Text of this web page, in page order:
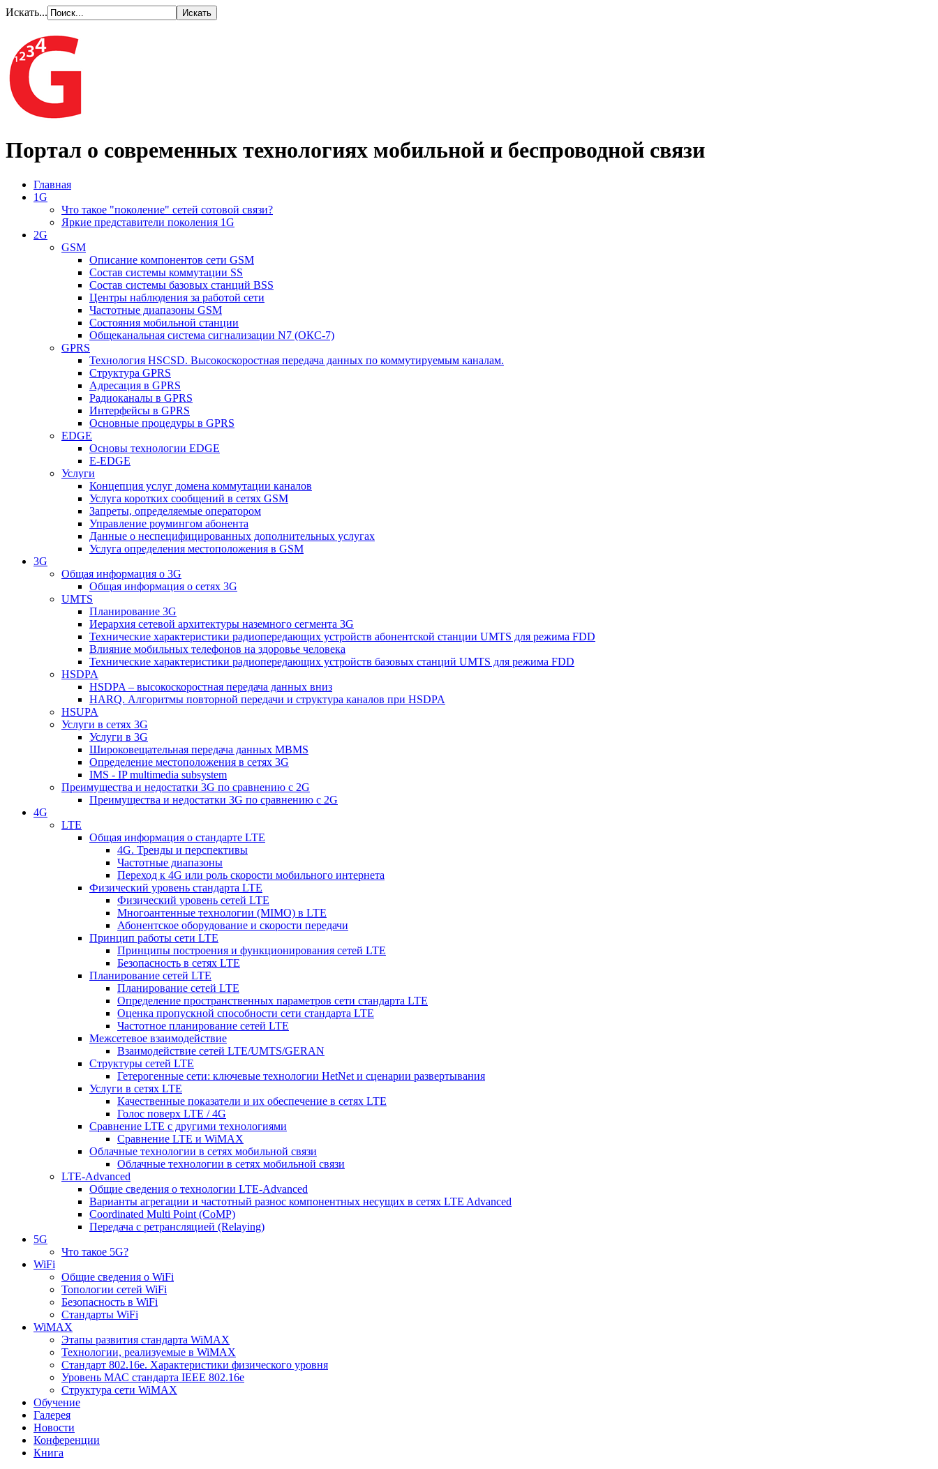
Искать...
Портал о современных технологиях мобильной и беспроводной связи
Главная
1G
Что такое "поколение" сетей сотовой связи?
Яркие представители поколения 1G
2G
GSM
Описание компонентов сети GSM
Состав системы коммутации SS
Состав системы базовых станций BSS
Центры наблюдения за работой сети
Частотные диапазоны GSM
Состояния мобильной станции
Общеканальная система сигнализации N7 (ОКС-7)
GPRS
Технология HSCSD. Высокоскоростная передача данных по коммутируемым каналам.
Структура GPRS
Адресация в GPRS
Радиоканалы в GPRS
Интерфейсы в GPRS
Основные процедуры в GPRS
EDGE
Основы технологии EDGE
E-EDGE
Услуги
Концепция услуг домена коммутации каналов
Услуга коротких сообщений в сетях GSM
Запреты, определяемые оператором
Управление роумингом абонента
Данные о неспецифицированных дополнительных услугах
Услуга определения местоположения в GSM
3G
Общая информация о 3G
Общая информация о сетях 3G
UMTS
Планирование 3G
Иерархия сетевой архитектуры наземного сегмента 3G
Технические характеристики радиопередающих устройств абонентской станции UMTS для режима FDD
Влияние мобильных телефонов на здоровье человека
Технические характеристики радиопередающих устройств базовых станций UMTS для режима FDD
HSDPA
HSDPA – высокоскоростная передача данных вниз
HARQ. Алгоритмы повторной передачи и структура каналов при HSDPA
HSUPA
Услуги в сетях 3G
Услуги в 3G
Широковещательная передача данных MBMS
Определение местоположения в сетях 3G
IMS - IP multimedia subsystem
Преимущества и недостатки 3G по сравнению с 2G
Преимущества и недостатки 3G по сравнению с 2G
4G
LTE
Общая информация о стандарте LTE
4G. Тренды и перспективы
Частотные диапазоны
Переход к 4G или роль скорости мобильного интернета
Физический уровень стандарта LTE
Физический уровень сетей LTE
Многоантенные технологии (MIMO) в LTE
Абонентское оборудование и скорости передачи
Принцип работы сети LTE
Принципы построения и функционирования сетей LTE
Безопасность в сетях LTE
Планирование сетей LTE
Планирование сетей LTE
Определение пространственных параметров сети стандарта LTE
Оценка пропускной способности сети стандарта LTE
Частотное планирование сетей LTE
Межсетевое взаимодействие
Взаимодействие сетей LTE/UMTS/GERAN
Структуры сетей LTE
Гетерогенные сети: ключевые технологии HetNet и сценарии развертывания
Услуги в сетях LTE
Качественные показатели и их обеспечение в сетях LTE
Голос поверх LTE / 4G
Сравнение LTE с другими технологиями
Сравнение LTE и WiMAX
Облачные технологии в сетях мобильной связи
Облачные технологии в сетях мобильной связи
LTE-Advanced
Общие сведения о технологии LTE-Advanced
Варианты агрегации и частотный разнос компонентных несущих в сетях LTE Advanced
Coordinated Multi Point (CoMP)
Передача с ретрансляцией (Relaying)
5G
Что такое 5G?
WiFi
Общие сведения о WiFi
Топологии сетей WiFi
Безопасность в WiFi
Стандарты WiFi
WiMAX
Этапы развития стандарта WiMAX
Технологии, реализуемые в WiMAX
Стандарт 802.16е. Характеристики физического уровня
Уровень МАС стандарта IEEE 802.16e
Структура сети WiMAX
Обучение
Галерея
Новости
Конференции
Книга